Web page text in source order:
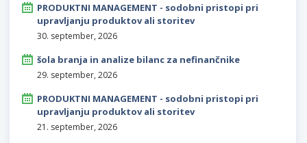
PRODUKTNI MANAGEMENT - sodobni pristopi pri
upravljanju produktov ali storitev
30. september, 2026
šola branja in analize bilanc za nefinančnike
29. september, 2026
PRODUKTNI MANAGEMENT - sodobni pristopi pri
upravljanju produktov ali storitev
21. september, 2026